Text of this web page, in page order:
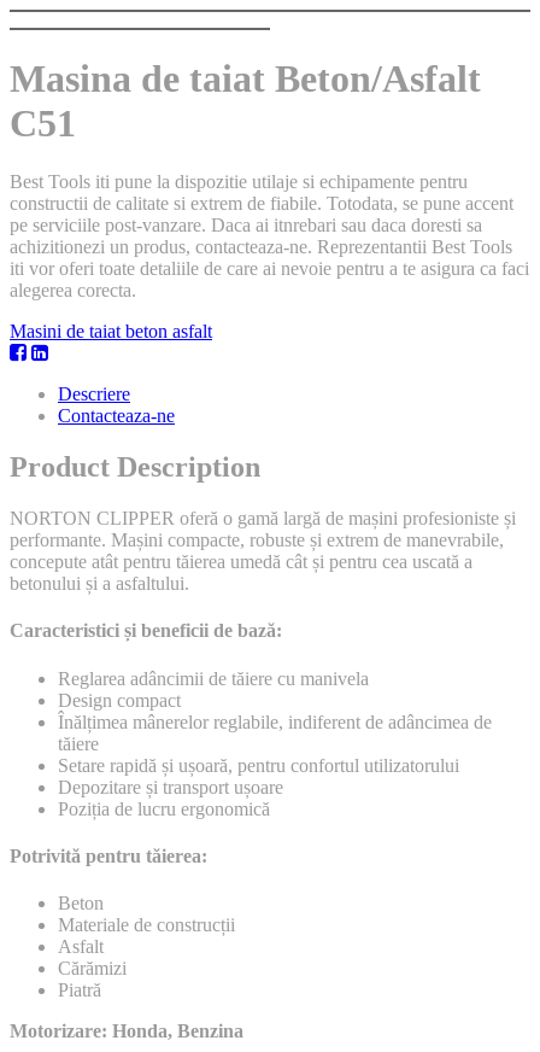
Masina de taiat Beton/Asfalt
C51
Best Tools iti pune la dispozitie utilaje si echipamente pentru
constructii de calitate si extrem de fiabile. Totodata, se pune accent
pe serviciile post-vanzare. Daca ai itnrebari sau daca doresti sa
achizitionezi un produs, contacteaza-ne. Reprezentantii Best Tools
iti vor oferi toate detaliile de care ai nevoie pentru a te asigura ca faci
alegerea corecta.
Masini de taiat beton asfalt
Descriere
Contacteaza-ne
Product Description
NORTON CLIPPER oferă o gamă largă de mașini profesioniste și
performante. Mașini compacte, robuste și extrem de manevrabile,
concepute atât pentru tăierea umedă cât și pentru cea uscată a
betonului și a asfaltului.
Caracteristici și beneficii de bază:
Reglarea adâncimii de tăiere cu manivela
Design compact
Înălțimea mânerelor reglabile, indiferent de adâncimea de
tăiere
Setare rapidă și ușoară, pentru confortul utilizatorului
Depozitare și transport ușoare
Poziția de lucru ergonomică
Potrivită pentru tăierea:
Beton
Materiale de construcții
Asfalt
Cărămizi
Piatră
Motorizare: Honda, Benzina